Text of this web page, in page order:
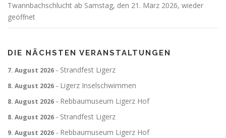
Twannbachschlucht ab Samstag, den 21. März 2026, wieder
geöffnet
DIE NÄCHSTEN VERANSTALTUNGEN
7. August 2026– Strandfest Ligerz
8. August 2026– Ligerz Inselschwimmen
8. August 2026– Rebbaumuseum Ligerz Hof
8. August 2026– Strandfest Ligerz
9. August 2026– Rebbaumuseum Ligerz Hof